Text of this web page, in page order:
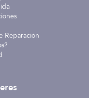
Reparación